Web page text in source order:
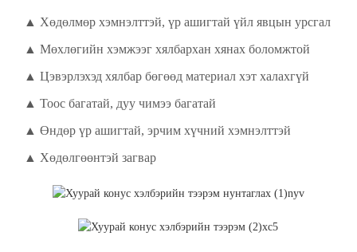
▲ Хөдөлмөр хэмнэлттэй, үр ашигтай үйл явцын урсгал
▲ Мөхлөгийн хэмжээг хялбархан хянах боломжтой
▲ Цэвэрлэхэд хялбар бөгөөд материал хэт халахгүй
▲ Тоос багатай, дуу чимээ багатай
▲ Өндөр үр ашигтай, эрчим хүчний хэмнэлттэй
▲ Хөдөлгөөнтэй загвар